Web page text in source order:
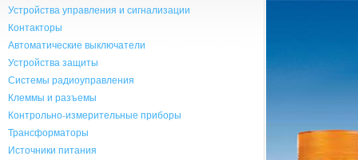
Устройства управления и сигнализации
Контакторы
Автоматические выключатели
Устройства защиты
Системы радиоуправления
Клеммы и разъемы
Контрольно-измерительные приборы
Трансформаторы
Источники питания